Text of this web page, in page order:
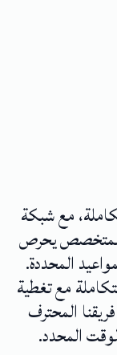
مع شبكة
فريقنا المتخصص يحرص
المحددة.
مع تغطية
فريقنا المحترف
المحدد.